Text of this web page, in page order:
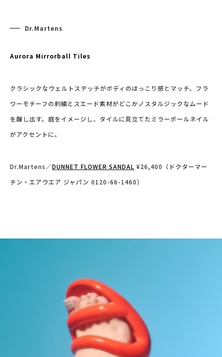
Dr.Martens
Aurora Mirrorball Tiles
クラシックなウェルトステッチがボディのほっこり感とマッチ。フラ
ワーモチーフの刺繍とスエード素材がどこかノスタルジックなムード
を醸し出す。庭をイメージし、タイルに見立てたミラーボールネイル
がアクセントに。
Dr.Martens／DUNNET FLOWER SANDAL ¥26,400（ドクターマー
チン・エアウエア ジャパン 0120-66-1460）